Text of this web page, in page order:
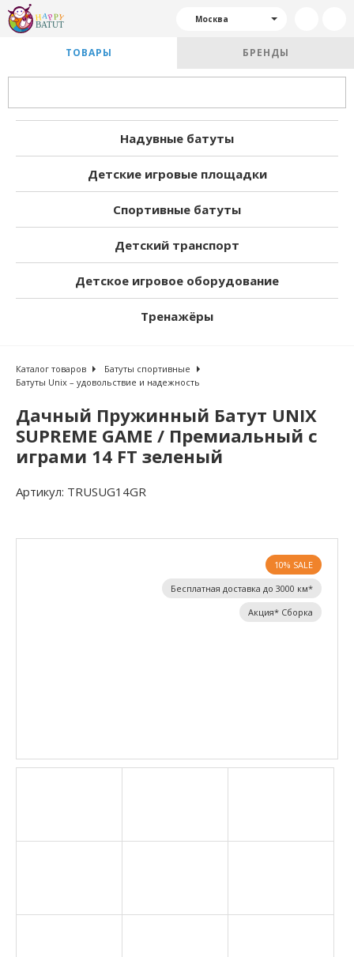
Москва
ТОВАРЫ БРЕНДЫ
Надувные батуты
Детские игровые площадки
Спортивные батуты
Детский транспорт
Детское игровое оборудование
Тренажёры
Каталог товаров
Батуты спортивные
Батуты Unix – удовольствие и надежность
Дачный Пружинный Батут UNIX
SUPREME GAME / Премиальный с
играми 14 FT зеленый
Артикул: TRUSUG14GR
10% SALE
Бесплатная доставка до 3000 км*
Акция* Сборка